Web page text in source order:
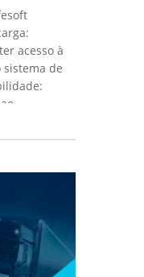
acesso à
sistema de